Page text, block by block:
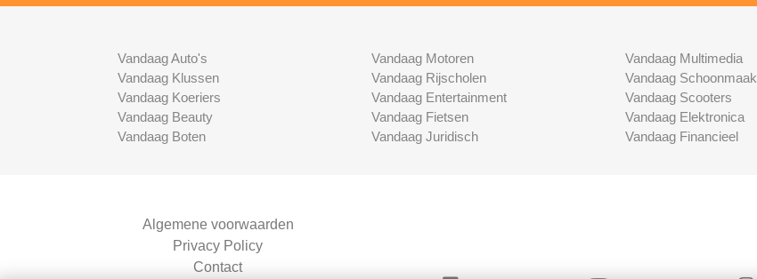
Vandaag Auto's
Vandaag Klussen
Vandaag Koeriers
Vandaag Beauty
Vandaag Boten
Vandaag Motoren
Vandaag Rijscholen
Vandaag Entertainment
Vandaag Fietsen
Vandaag Juridisch
Vandaag Multimedia
Vandaag Schoonmaak
Vandaag Scooters
Vandaag Elektronica
Vandaag Financieel
Algemene voorwaarden
Privacy Policy
Contact